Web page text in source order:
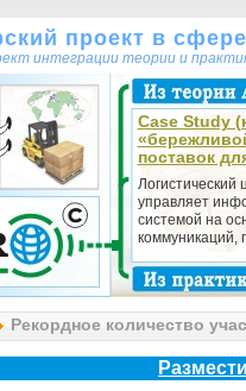
проект в
интеграции теории и
Case Study
поставок
Логистический
управляет
системой на
коммуникаций,
Рекордное количество